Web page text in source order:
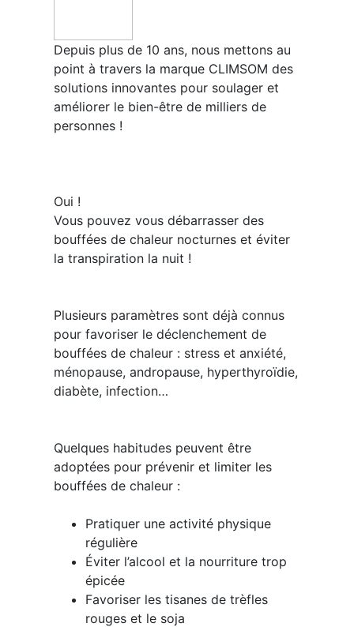
​Depuis plus de 10 ans, nous mettons au
point à travers la marque CLIMSOM des
solutions innovantes pour soulager et
améliorer le bien-être de milliers de
personnes !
​Oui !
Vous pouvez vous débarrasser des
bouffées de chaleur nocturnes et éviter
la transpiration la nuit !
Plusieurs paramètres sont déjà connus
pour favoriser le déclenchement de
bouffées de chaleur : stress et anxiété,
ménopause, andropause, hyperthyroïdie,
diabète, infection…
Quelques habitudes peuvent être
adoptées pour prévenir et limiter les
bouffées de chaleur :
​Pratiquer une activité physique
régulière
​Éviter l’alcool et la nourriture trop
épicée
​Favoriser les tisanes de trèfles
rouges et le soja ​​